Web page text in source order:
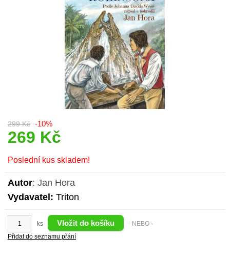
299 Kč -10%
269 Kč
Poslední kus skladem!
Autor: Jan Hora
Vydavatel: Triton
ks
- NEBO -
Přidat do seznamu přání